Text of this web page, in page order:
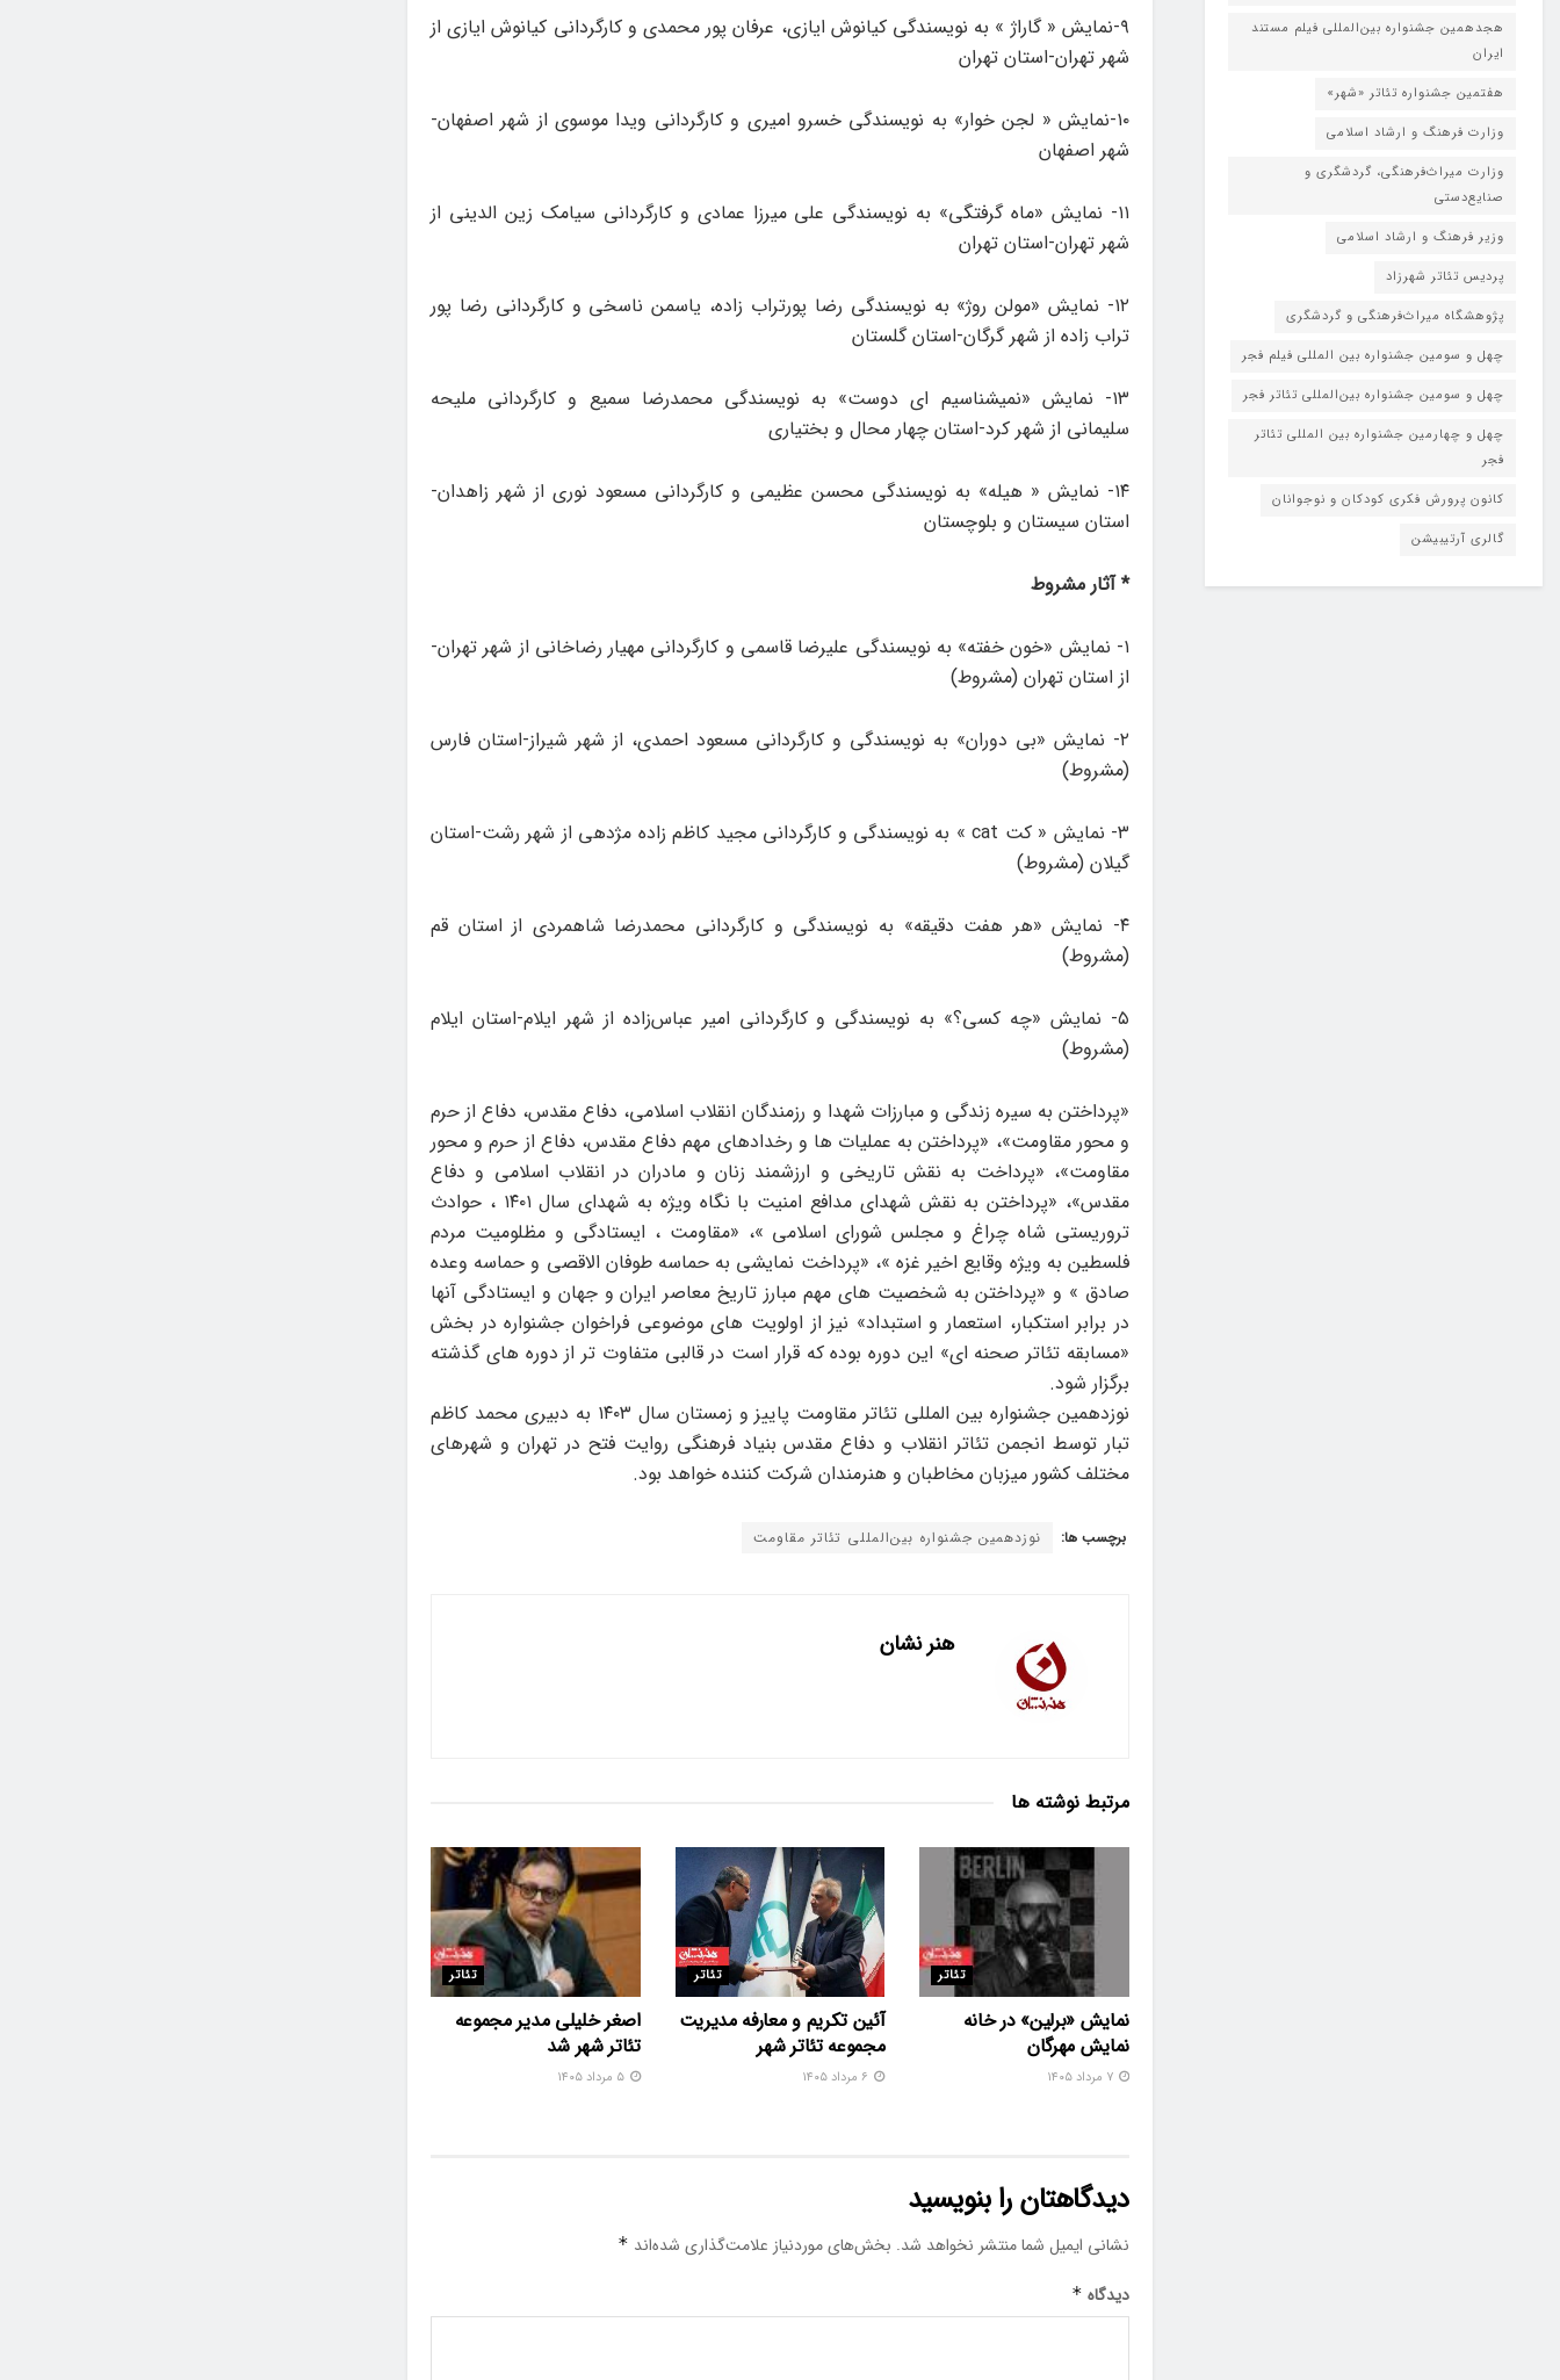
۹-نمایش « گاراژ » به نویسندگی کیانوش ایازی، عرفان پور محمدی و کارگردانی کیانوش ایازی از
شهر تهران-استان تهران
۱۰-نمایش « لجن خوار» به نویسندگی خسرو امیری و کارگردانی ویدا موسوی از شهر اصفهان-
شهر اصفهان
۱۱- نمایش «ماه گرفتگی» به نویسندگی علی میرزا عمادی و کارگردانی سیامک زین الدینی از
شهر تهران-استان تهران
۱۲- نمایش «مولن روژ» به نویسندگی رضا پورتراب زاده، یاسمن ناسخی و کارگردانی رضا پور
تراب زاده از شهر گرگان-استان گلستان
۱۳- نمایش «نمیشناسیم ای دوست» به نویسندگی محمدرضا سمیع و کارگردانی ملیحه
سلیمانی از شهر کرد-استان چهار محال و بختیاری
۱۴- نمایش « هیله» به نویسندگی محسن عظیمی و کارگردانی مسعود نوری از شهر زاهدان-
استان سیستان و بلوچستان
* آثار مشروط
۱- نمایش «خون خفته» به نویسندگی علیرضا قاسمی و کارگردانی مهیار رضاخانی از شهر تهران-
از استان تهران (مشروط)
۲- نمایش «بی دوران» به نویسندگی و کارگردانی مسعود احمدی، از شهر شیراز-استان فارس
(مشروط)
۳- نمایش « کت cat » به نویسندگی و کارگردانی مجید کاظم زاده مژدهی از شهر رشت-استان
گیلان (مشروط)
۴- نمایش «هر هفت دقیقه» به نویسندگی و کارگردانی محمدرضا شاهمردی از استان قم
(مشروط)
۵- نمایش «چه کسی؟» به نویسندگی و کارگردانی امیر عباس‌زاده از شهر ایلام-استان ایلام
(مشروط)
«پرداختن به سیره زندگی و مبارزات شهدا و رزمندگان انقلاب اسلامی، دفاع مقدس، دفاع از حرم
و محور مقاومت»، «پرداختن به عملیات ها و رخدادهای مهم دفاع مقدس، دفاع از حرم و محور
مقاومت»، «پرداخت به نقش تاریخی و ارزشمند زنان و مادران در انقلاب اسلامی و دفاع
مقدس»، «پرداختن به نقش شهدای مدافع امنیت با نگاه ویژه به شهدای سال ۱۴۰۱ ، حوادث
تروریستی شاه چراغ و مجلس شورای اسلامی »، «مقاومت ، ایستادگی و مظلومیت مردم
فلسطین به ویژه وقایع اخیر غزه »، «پرداخت نمایشی به حماسه طوفان الاقصی و حماسه وعده
صادق » و «پرداختن به شخصیت های مهم مبارز تاریخ معاصر ایران و جهان و ایستادگی آنها
در برابر استکبار، استعمار و استبداد» نیز از اولویت های موضوعی فراخوان جشنواره در بخش
«مسابقه تئاتر صحنه ای» این دوره بوده که قرار است در قالبی متفاوت تر از دوره های گذشته
برگزار شود.
نوزدهمین جشنواره بین المللی تئاتر مقاومت پاییز و زمستان سال ۱۴۰۳ به دبیری محمد کاظم
تبار توسط انجمن تئاتر انقلاب و دفاع مقدس بنیاد فرهنگی روایت فتح در تهران و شهرهای
مختلف کشور میزبان مخاطبان و هنرمندان شرکت کننده خواهد بود.
برچسب ها: نوزدهمین جشنواره بین‌المللی تئاتر مقاومت
هنر نشان
مرتبط نوشته ها
تئاتر
نمایش «برلین» در خانه
نمایش مهرگان
تئاتر
آئین تکریم و معارفه مدیریت
مجموعه تئاتر شهر
تئاتر
اصغر خلیلی مدیر مجموعه
تئاتر شهر شد
۵ مرداد ۱۴۰۵
دیدگاهتان را بنویسید
نشانی ایمیل شما منتشر نخواهد شد. بخش‌های موردنیاز علامت‌گذاری شده‌اند *
دیدگاه *
هجدهمین جشنواره بین‌المللی فیلم مستند
ایران
هفتمین جشنواره تئاتر «شهر»
وزارت فرهنگ و ارشاد اسلامی
وزارت میراث‌فرهنگی، گردشگری و
صنایع‌دستی
وزیر فرهنگ و ارشاد اسلامی
پردیس تئاتر شهرزاد
پژوهشگاه میراث‌فرهنگی و گردشگری
چهل و سومین جشنواره بین المللی فیلم فجر
چهل و سومین جشنواره بین‌المللی تئاتر فجر
چهل و چهارمین جشنواره بین المللی تئاتر
فجر
کانون پرورش فکری کودکان و نوجوانان
گالری آرتیبیشن